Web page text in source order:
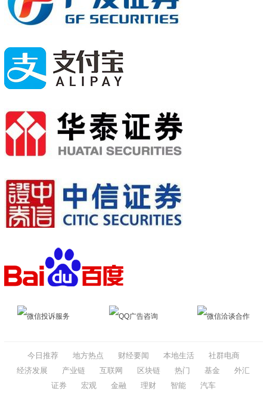
微信投诉服务 QQ广告咨询 微信洽谈合作
今日推荐 地方热点 财经要闻 本地生活
社群电商
经济发展
产业链 互联网 区块链 热门 基金
外汇
证券
宏观 金融 理财 智能 汽车